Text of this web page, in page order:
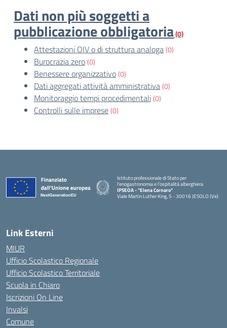
Dati non più soggetti a
pubblicazione obbligatoria(0)
Attestazioni OIV o di struttura analoga(0)
Burocrazia zero(0)
Benessere organizzativo(0)
Dati aggregati attività amministrativa(0)
Monitoraggio tempi procedimentali(0)
Controlli sulle imprese(0)
Istituto professionale di Stato per
l'enogastronomia e l'ospitalità alberghiera
IPSEOA - ''Elena Cornaro"
Viale Martin Luther King, 5 - 30016 JESOLO (Ve)
— Visita la pagina iniziale della scuola
Link Esterni
MIUR
Ufficio Scolastico Regionale
Ufficio Scolastico Territoriale
Scuola in Chiaro
Iscrizioni On Line
Invalsi
Comune